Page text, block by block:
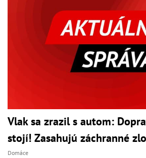
Vlak sa zrazil s autom:
stojí! Zasahujú záchranné
Domáce